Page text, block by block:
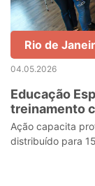
Rio de
04.05.2026
Educação
treinamento
Ação capacita
distribuído para